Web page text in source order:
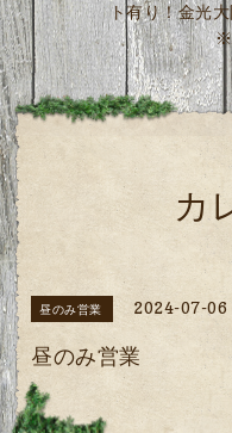
ト有り！金光
※
カ
昼のみ営業 2024-07-06
昼のみ営業